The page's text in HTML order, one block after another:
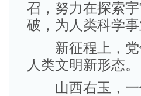
召，努力在探索
破，为人类科学
新征程上，党
人类文明新形态。
山西右玉，一